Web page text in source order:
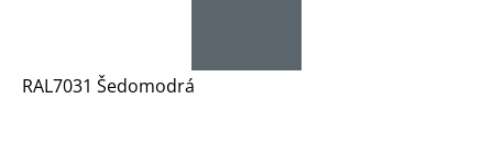
RAL7031 Šedomodrá